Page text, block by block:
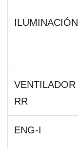
ILUMINACIÓN
VENTILADOR
RR
ENG-I